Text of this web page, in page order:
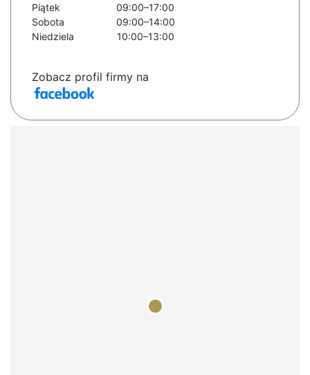
Piątek
09:00–17:00
Sobota
09:00–14:00
Niedziela
10:00–13:00
Zobacz profil firmy na